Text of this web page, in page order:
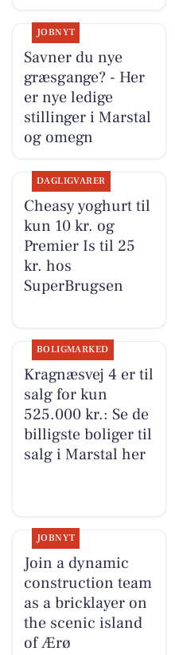
JOBNYT
Savner du nye
græsgange? - Her
er nye ledige
stillinger i Marstal
og omegn
DAGLIGVARER
Cheasy yoghurt til
kun 10 kr. og
Premier Is til 25
kr. hos
SuperBrugsen
BOLIGMARKED
Kragnæsvej 4 er til
salg for kun
525.000 kr.: Se de
billigste boliger til
salg i Marstal her
JOBNYT
Join a dynamic
construction team
as a bricklayer on
the scenic island
of Ærø